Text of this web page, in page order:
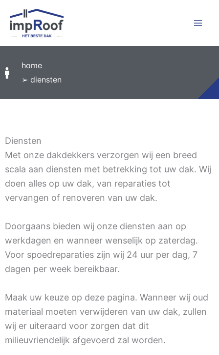
content
home
➢ diensten
Diensten
Met onze dakdekkers verzorgen wij een breed
scala aan diensten met betrekking tot uw dak. Wij
doen alles op uw dak, van reparaties tot
vervangen of renoveren van uw dak.
Doorgaans bieden wij onze diensten aan op
werkdagen en wanneer wenselijk op zaterdag.
Voor spoedreparaties zijn wij 24 uur per dag, 7
dagen per week bereikbaar.
Maak uw keuze op deze pagina. Wanneer wij oud
materiaal moeten verwijderen van uw dak, zullen
wij er uiteraard voor zorgen dat dit
milieuvriendelijk afgevoerd zal worden.